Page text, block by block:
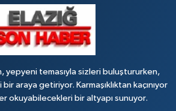
yepyeni temasıyla sizleri buluştururken,
araya getiriyor. Karmaşıklıktan kaçınıyor
okuyabilecekleri bir altyapı sunuyor.